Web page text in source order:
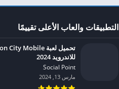
التطبيقات والعاب الأعلى تقييمًا
للاندرويد 2024
Social Point‏
مارس 13, 2024